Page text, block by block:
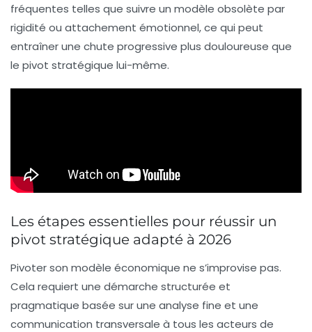
fréquentes telles que suivre un modèle obsolète par
rigidité ou attachement émotionnel, ce qui peut
entraîner une chute progressive plus douloureuse que
le pivot stratégique lui-même.
Les étapes essentielles pour réussir un
pivot stratégique adapté à 2026
Pivoter son modèle économique ne s’improvise pas.
Cela requiert une démarche structurée et
pragmatique basée sur une analyse fine et une
communication transversale à tous les acteurs de